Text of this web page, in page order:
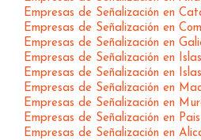
Empresas de Señalización en
Empresas de Señalización en
Empresas de Señalización en
Empresas de Señalización en
Empresas de Señalización en
Empresas de Señalización en
Empresas de Señalización en
Empresas de Señalización en
Empresas de Señalización en